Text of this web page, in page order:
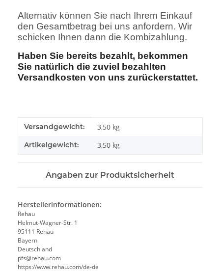
Alternativ können Sie nach Ihrem Einkauf
den Gesamtbetrag bei uns anfordern. Wir
schicken Ihnen dann die Kombizahlung.
Haben Sie bereits bezahlt, bekommen
Sie natürlich die zuviel bezahlten
Versandkosten von uns zurückerstattet.
Produkteigenschaft
Wert
Versandgewicht: 3,50 kg
Artikelgewicht: 3,50 kg
Angaben zur Produktsicherheit
Herstellerinformationen:
Rehau
Helmut-Wagner-Str. 1
95111 Rehau
Bayern
Deutschland
pfs@rehau.com
https://www.rehau.com/de-de